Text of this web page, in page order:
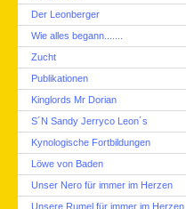
Der Leonberger
Wie alles begann.......
Zucht
Publikationen
Kinglords Mr Dorian
S´N Sandy Jerryco Leon´s
Kynologische Fortbildungen
Löwe von Baden
Unser Nero für immer im Herzen
Unsere Rumel für immer im Herzen